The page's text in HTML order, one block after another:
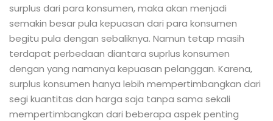
surplus dari para konsumen, maka akan menjadi
semakin besar pula kepuasan dari para konsumen
begitu pula dengan sebaliknya. Namun tetap masih
terdapat perbedaan diantara suprlus konsumen
dengan yang namanya kepuasan pelanggan. Karena,
surplus konsumen hanya lebih mempertimbangkan dari
segi kuantitas dan harga saja tanpa sama sekali
mempertimbangkan dari beberapa aspek penting